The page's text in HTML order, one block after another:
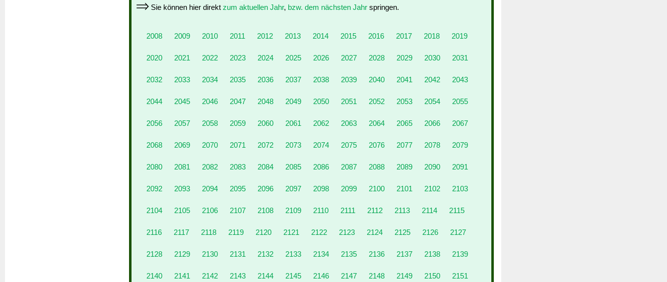
Sie können hier direkt zum aktuellen Jahr, bzw. dem nächsten Jahr springen.
2008 2009 2010 2011 2012 2013 2014 2015 2016 2017 2018 2019
2020 2021 2022 2023 2024 2025 2026 2027 2028 2029 2030 2031
2032 2033 2034 2035 2036 2037 2038 2039 2040 2041 2042 2043
2044 2045 2046 2047 2048 2049 2050 2051 2052 2053 2054 2055
2056 2057 2058 2059 2060 2061 2062 2063 2064 2065 2066 2067
2068 2069 2070 2071 2072 2073 2074 2075 2076 2077 2078 2079
2080 2081 2082 2083 2084 2085 2086 2087 2088 2089 2090 2091
2092 2093 2094 2095 2096 2097 2098 2099 2100 2101 2102 2103
2104 2105 2106 2107 2108 2109 2110 2111 2112 2113 2114 2115
2116 2117 2118 2119 2120 2121 2122 2123 2124 2125 2126 2127
2128 2129 2130 2131 2132 2133 2134 2135 2136 2137 2138 2139
2140 2141 2142 2143 2144 2145 2146 2147 2148 2149 2150 2151